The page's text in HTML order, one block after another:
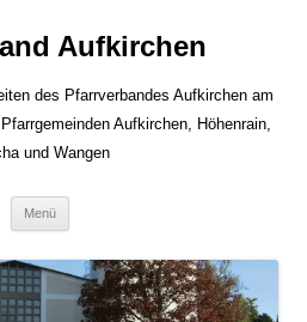
Aufkirchen
des Pfarrverbandes Aufkirchen am
Aufkirchen, Höhenrain,
und Wangen
Menü